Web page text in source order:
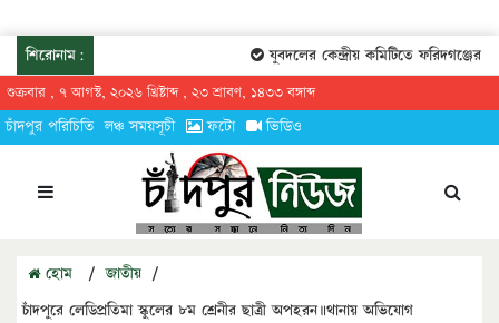
শিরোনাম: যুবদলের কেন্দ্রীয় কমিটিতে ফরিদগঞ্জের
শুক্রবার , ৭ আগস্ট, ২০২৬ খ্রিষ্টাব্দ , ২৩ শ্রাবণ, ১৪৩৩ বঙ্গাব্দ
চাঁদপুর পরিচিতি লঞ্চ সময়সূচী ফটো ভিডিও
হোম / জাতীয় /
চাঁদপুরে লেডিপ্রতিমা স্কুলের ৮ম শ্রেনীর ছাত্রী অপহরন॥থানায় অভিযোগ